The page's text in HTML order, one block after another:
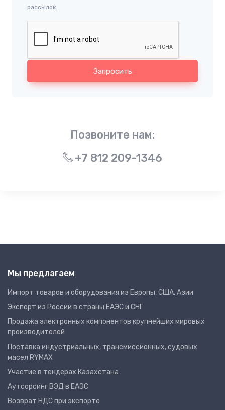
рассылок.
Запросить
Позвоните нам:
+7 812 209-1346
Мы предлагаем
Импорт товаров и оборудования из Европы, США, Азии
Экспорт из России в страны ЕАЭС и СНГ
Продажа электронных компонентов крупнейших мировых
производителей
Поставка индустриальных, трансмиссионных, судовых
масел RYMAX
Участие в тендерах Казахстана
Аутсорсинг ВЭД в ЕАЭС
Возврат НДС при экспорте